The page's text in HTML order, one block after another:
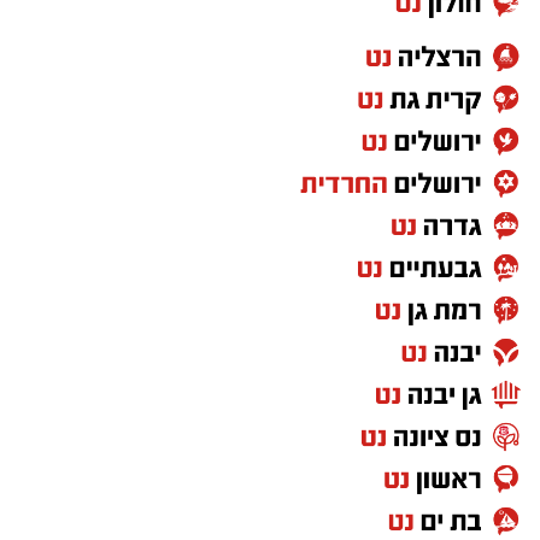
יחד עם בנו נ"י. לאחר מכן, פנה לרחבת הציון
בסמוך להדלקות ל"ג בעומר, שם גזז את מחלפות
ראשו של בנו לראשונה וכיבד עוד ידידים בגזיזת
השיער, תוך כדי שבירכוהו שזכות אבות השושלת
הקדושה לאדמור"י ורבני משפחת אבוחצירא תגן
בעדו, וכי יגדל ויאיר את עיני ישראל בתורה, יראת
שמים וחסידות.
משם פנה לחדר הסמוך לצורך הדלקת נרות לכבוד
התנא רשב"י.
בהמשך המעמד ערכו המשתתפים ברכת "לחיים",
ובמסגרתה בירך הגר"ש טולידאנו את הקהל
בברכת לחיים טובים ולשלום.
יצוין כי ביום הילולה זה פקדו את ציון התנא רשב"י